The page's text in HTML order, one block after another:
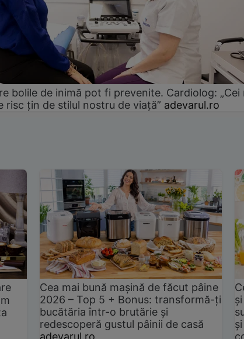
bolile de inimă pot fi prevenite. Cardiolog: „Cei
risc țin de stilul nostru de viață” adevarul.ro
Cea mai bună mașină de făcut pâine
2026 – Top 5 + Bonus: transformă-ți
bucătăria într-o brutărie și
redescoperă gustul pâinii de casă
adevarul.ro